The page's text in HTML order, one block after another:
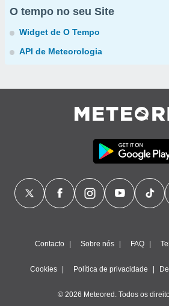
O tempo no seu Site
Widget de O Tempo
API de Meteorologia
Contacto Sobre nós FAQ
Cookies Política de privacidade
© 2026 Meteored. Todos os